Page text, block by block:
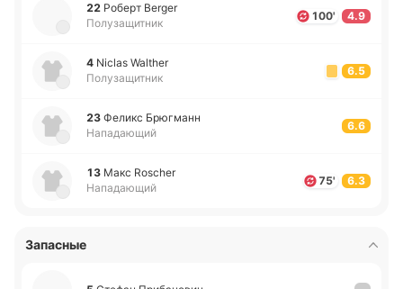
22 Роберт Berger
Полузащитник
100' 4.9
4 Niclas Walther
Полузащитник
6.5
23 Феликс Брю­гманн
Нападающий
6.6
13 Макс Roscher
Нападающий
75' 6.3
Запасные